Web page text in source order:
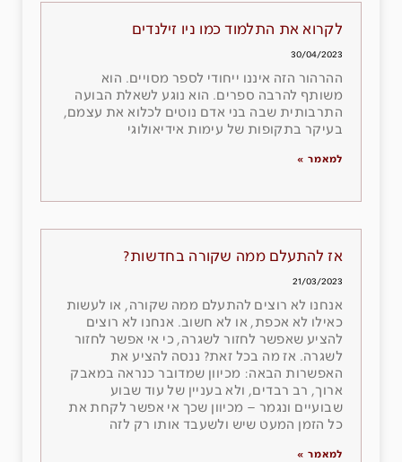
לקרוא את התלמוד כמו ניו זילנדים
30/04/2023
ההרהור הזה איננו ייחודי לספר מסויים. הוא
משותף להרבה ספרים. הוא נוגע לשאלת הבועה
התרבותית שבה בני אדם נוטים לכלוא את עצמם,
בעיקר בתקופות של עימות אידיאולוגי
למאמר »
אז להתעלם ממה שקורה בחדשות?
21/03/2023
אנחנו לא רוצים להתעלם ממה שקורה, או לעשות
כאילו לא אכפת, או לא חשוב. אנחנו לא רוצים
להציע שאפשר לחזור לשגרה, כי אי אפשר לחזור
לשגרה. אז מה בכל זאת? ננסה להציע את
האפשרות הבאה: מכיוון שמדובר כנראה במאבק
ארוך, רב רבדים, ולא בעניין של עוד שבוע
שבועיים ונגמר – מכיוון שכך אי אפשר לקחת את
כל הזמן המעט שיש ולשעבד אותו רק לזה
למאמר »